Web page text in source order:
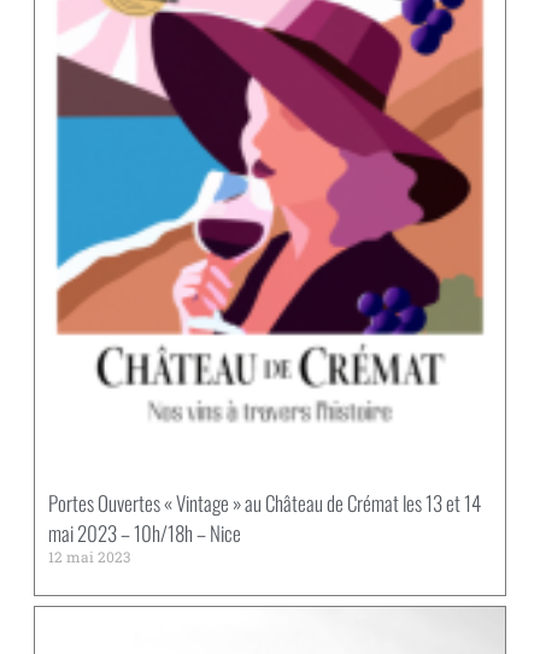
Portes Ouvertes « Vintage » au Château de Crémat les 13 et 14
mai 2023 – 10h/18h – Nice
12 mai 2023